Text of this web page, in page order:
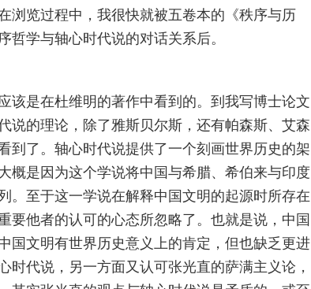
浏览过程中，我很快就被五卷本的《秩序与历
学与轴心时代说的对话关系后。
该是在杜维明的著作中看到的。到我写博士论文
说的理论，除了雅斯贝尔斯，还有帕森斯、艾森
到了。轴心时代说提供了一个刻画世界历史的架
概是因为这个学说将中国与希腊、希伯来与印度
。至于这一学说在解释中国文明的起源时所存在
要他者的认可的心态所忽略了。也就是说，中国
国文明有世界历史意义上的肯定，但也缺乏更进
代说，另一方面又认可张光直的萨满主义论，